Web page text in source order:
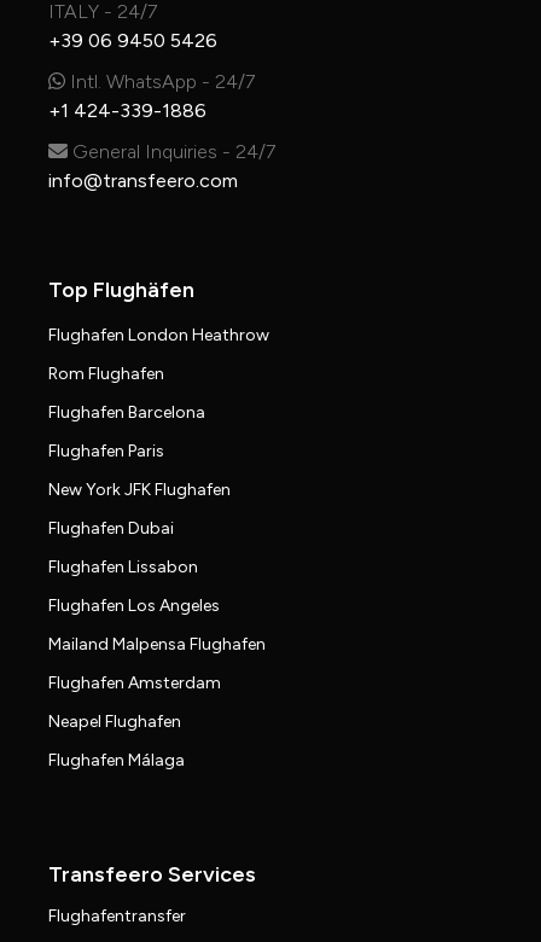
ITALY - 24/7
+39 06 9450 5426
Intl. WhatsApp - 24/7
+1 424-339-1886
General Inquiries - 24/7
info@transfeero.com
Top Flughäfen
Flughafen London Heathrow
Rom Flughafen
Flughafen Barcelona
Flughafen Paris
New York JFK Flughafen
Flughafen Dubai
Flughafen Lissabon
Flughafen Los Angeles
Mailand Malpensa Flughafen
Flughafen Amsterdam
Neapel Flughafen
Flughafen Málaga
Transfeero Services
Flughafentransfer